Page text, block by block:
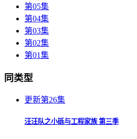
第05集
第04集
第03集
第02集
第01集
同类型
更新第26集
汪汪队之小砾与工程家族 第三季